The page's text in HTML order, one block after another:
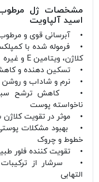
مشخصات ژل مرطوب
اسید آلپاویت
• آبرسانی قوی و
• فرموله شده با
کلاژن، ویتامین E و غیره
• تسکین دهنده و
• نرم و شاداب و روشن
• کاهش ترشح
ناخواسته پوست
• موثر در تقویت
• بهبود مشکلات پوستی
خطوط و چروک
• تقویت کننده فلور
• سرشار از ترکیبات
التهابی